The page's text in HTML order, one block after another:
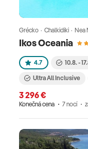
Ikos Oceania
Grécko · Chalkidiki · Nea
4.7 10.8. -
Ultra All Inclusive
3 296 €
Konečná cena 7 nocí